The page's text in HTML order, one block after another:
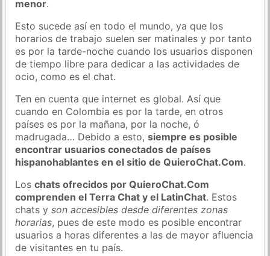
menor.
Esto sucede así en todo el mundo, ya que los
horarios de trabajo suelen ser matinales y por tanto
es por la tarde-noche cuando los usuarios disponen
de tiempo libre para dedicar a las actividades de
ocio, como es el chat.
Ten en cuenta que internet es global. Así que
cuando en Colombia es por la tarde, en otros
países es por la mañana, por la noche, ó
madrugada… Debido a esto,siempre es posible
encontrar usuarios conectados de países
hispanohablantes en el sitio de QuieroChat.Com.
Loschats ofrecidos por QuieroChat.Com
comprenden el Terra Chat y el LatinChat. Estos
chats yson accesibles desde diferentes zonas
horarias, pues de este modo es posible encontrar
usuarios a horas diferentes a las de mayor afluencia
de visitantes en tu país.